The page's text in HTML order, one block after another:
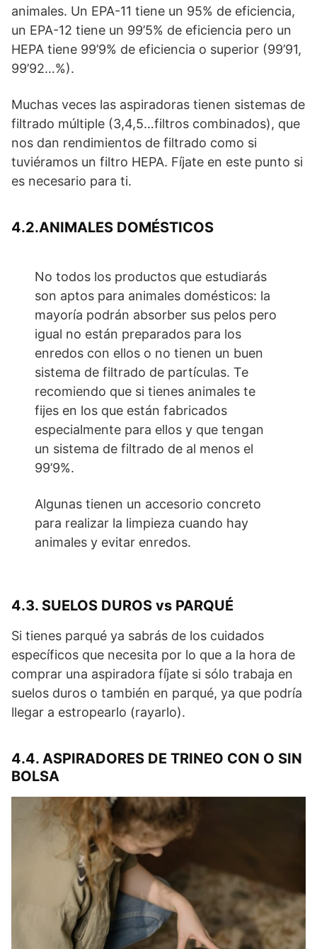
animales. Un EPA-11 tiene un 95% de eficiencia,
un EPA-12 tiene un 99’5% de eficiencia pero un
HEPA tiene 99’9% de eficiencia o superior (99’91,
99’92…%).
Muchas veces las aspiradoras tienen sistemas de
filtrado múltiple (3,4,5…filtros combinados), que
nos dan rendimientos de filtrado como si
tuviéramos un filtro HEPA. Fíjate en este punto si
es necesario para ti.
4.2.ANIMALES DOMÉSTICOS
No todos los productos que estudiarás
son aptos para animales domésticos: la
mayoría podrán absorber sus pelos pero
igual no están preparados para los
enredos con ellos o no tienen un buen
sistema de filtrado de partículas. Te
recomiendo que si tienes animales te
fijes en los que están fabricados
especialmente para ellos y que tengan
un sistema de filtrado de al menos el
99’9%.
Algunas tienen un accesorio concreto
para realizar la limpieza cuando hay
animales y evitar enredos.
4.3. SUELOS DUROS vs PARQUÉ
Si tienes parqué ya sabrás de los cuidados
específicos que necesita por lo que a la hora de
comprar una aspiradora fíjate si sólo trabaja en
suelos duros o también en parqué, ya que podría
llegar a estropearlo (rayarlo).
4.4. ASPIRADORES DE TRINEO CON O SIN
BOLSA